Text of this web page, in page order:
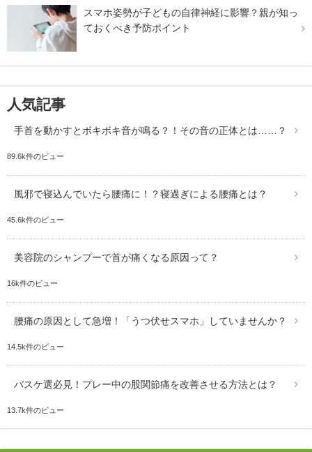
スマホ姿勢が子どもの自律神経に影響？親が知っ
ておくべき予防ポイント
人気記事
手首を動かすとボキボキ音が鳴る？！その音の正体とは……？
89.6k件のビュー
風邪で寝込んでいたら腰痛に！？寝過ぎによる腰痛とは？
45.6k件のビュー
美容院のシャンプーで首が痛くなる原因って？
16k件のビュー
腰痛の原因として急増！「うつ伏せスマホ」していませんか？
14.5k件のビュー
バスケ選必見！プレー中の股関節痛を改善させる方法とは？
13.7k件のビュー